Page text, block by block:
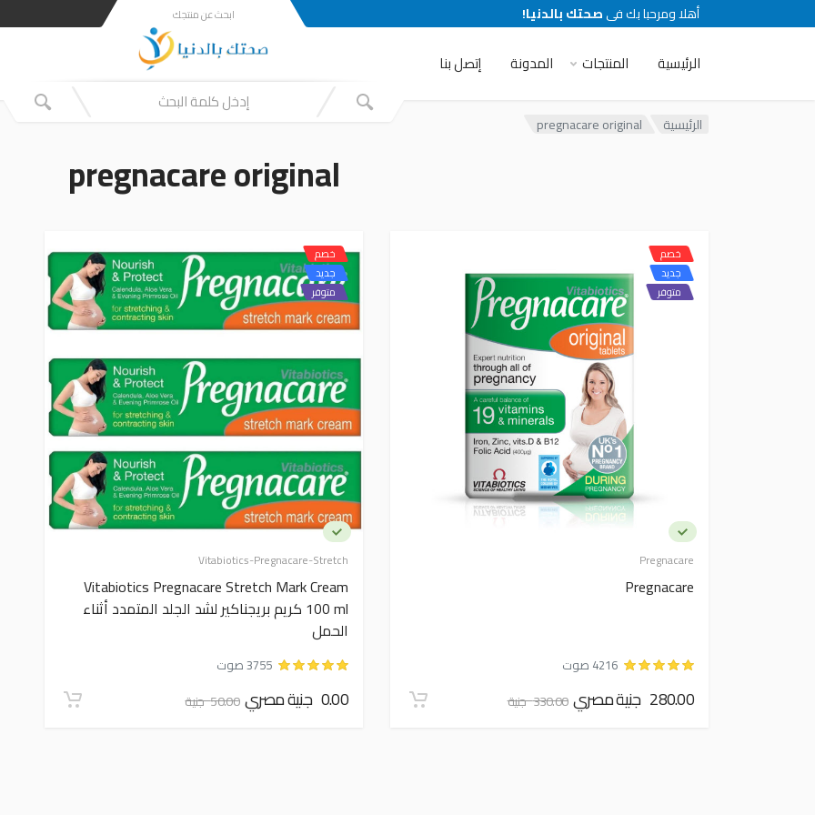
أهلا ومرحبا بك فىصحتك بالدنيا!
الرئيسية المنتجات المدونة إتصل بنا
ابحث عن منتجك
الرئيسية pregnacare original
pregnacare original
Pregnacare
خصم
جديد
متوفر
Pregnacare
4216 صوت
280.00 جنية مصري 330.00 جنية
Vitabiotics-Pregnacare-Stretch
خصم
جديد
متوفر
Vitabiotics Pregnacare Stretch Mark Cream
100 ml كريم بريجناكير لشد الجلد المتمدد أثناء
الحمل
3755 صوت
0.00 جنية مصري 50.00 جنية